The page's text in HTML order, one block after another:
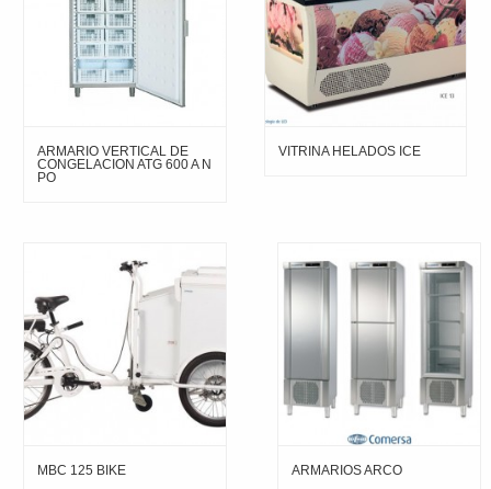
ARMARIO VERTICAL DE
CONGELACION ATG 600 A N
PO
VITRINA HELADOS ICE
MBC 125 BIKE ARMARIOS ARCO